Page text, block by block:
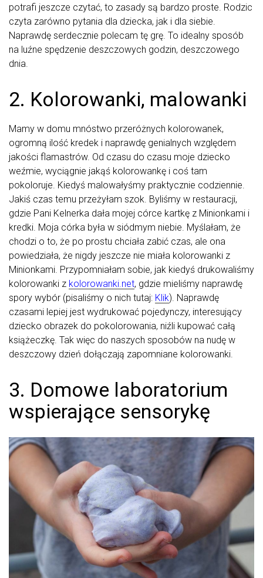
potrafi jeszcze czytać, to zasady są bardzo proste. Rodzic
czyta zarówno pytania dla dziecka, jak i dla siebie.
Naprawdę serdecznie polecam tę grę. To idealny sposób
na luźne spędzenie deszczowych godzin, deszczowego
dnia.
2. Kolorowanki, malowanki
Mamy w domu mnóstwo przeróżnych kolorowanek,
ogromną ilość kredek i naprawdę genialnych względem
jakości flamastrów. Od czasu do czasu moje dziecko
weźmie, wyciągnie jakąś kolorowankę i coś tam
pokoloruje. Kiedyś malowałyśmy praktycznie codziennie.
Jakiś czas temu przeżyłam szok. Byliśmy w restauracji,
gdzie Pani Kelnerka dała mojej córce kartkę z Minionkami i
kredki. Moja córka była w siódmym niebie. Myślałam, że
chodzi o to, że po prostu chciała zabić czas, ale ona
powiedziała, że nigdy jeszcze nie miała kolorowanki z
Minionkami. Przypomniałam sobie, jak kiedyś drukowaliśmy
kolorowanki z kolorowanki.net, gdzie mieliśmy naprawdę
spory wybór (pisaliśmy o nich tutaj: Klik). Naprawdę
czasami lepiej jest wydrukować pojedynczy, interesujący
dziecko obrazek do pokolorowania, niźli kupować całą
książeczkę. Tak więc do naszych sposobów na nudę w
deszczowy dzień dołączają zapomniane kolorowanki.
3. Domowe laboratorium
wspierające sensorykę